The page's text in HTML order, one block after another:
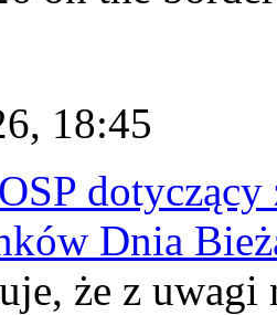
18:45
dotyczący
Dnia
że z uwagi